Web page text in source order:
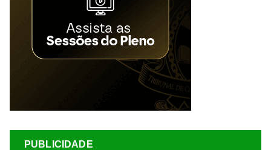
PUBLICIDADE